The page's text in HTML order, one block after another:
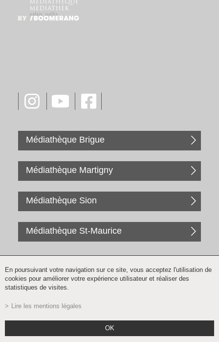
Médiathèque Brigue
Médiathèque Martigny
Médiathèque Sion
Médiathèque St-Maurice
En poursuivant votre navigation sur ce site, vous acceptez l'utilisation de
cookies pour améliorer votre expérience utilisateur et réaliser des
statistiques de visites.
Lire les mentions légales
OK